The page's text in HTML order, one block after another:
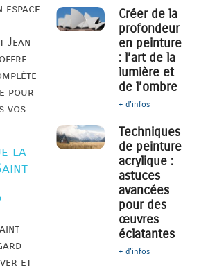
espace
Jean
pour
vos
la
et
Créer de la
profondeur
en peinture
: l’art de la
lumière et
de l’ombre
+ d'infos
Techniques
de peinture
acrylique :
astuces
avancées
pour des
œuvres
éclatantes
+ d'infos